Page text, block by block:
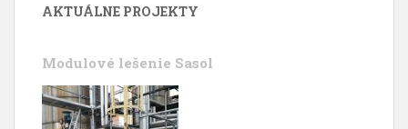
AKTUÁLNE PROJEKTY
Modulové lešenie Sasol